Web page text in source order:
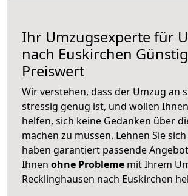
Ihr Umzugsexperte für
nach Euskirchen
Preiswert
Wir verstehen, dass der Umzug an
stressig genug ist, und wollen
helfen, sich keine Gedanken über
machen zu müssen. Lehnen Sie
haben garantiert passende
Ihnen ohne Probleme mit Ihrem
Recklinghausen nach Euskirchen